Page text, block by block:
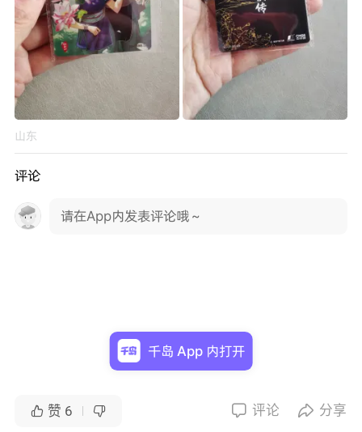
山东
评论
请在App内发表评论哦～
 赞 6   评论  分享
千岛 App 内打开